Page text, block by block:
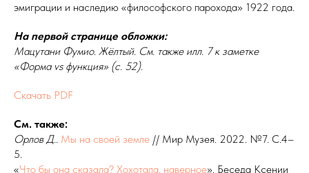
эмиграции и наследию «философского парохода» 1922 года.
На первой странице обложки:
Мацутани Фумио. Жёлтый. См. также илл. 7 к заметке
«Форма vs функция» (с. 52).
Скачать PDF
См. также:
Орлов Д.. Мы на своей земле // Мир Музея. 2022. №7. С.4–
5.
«Что бы она сказала? Хохотала, наверное». Беседа Ксении